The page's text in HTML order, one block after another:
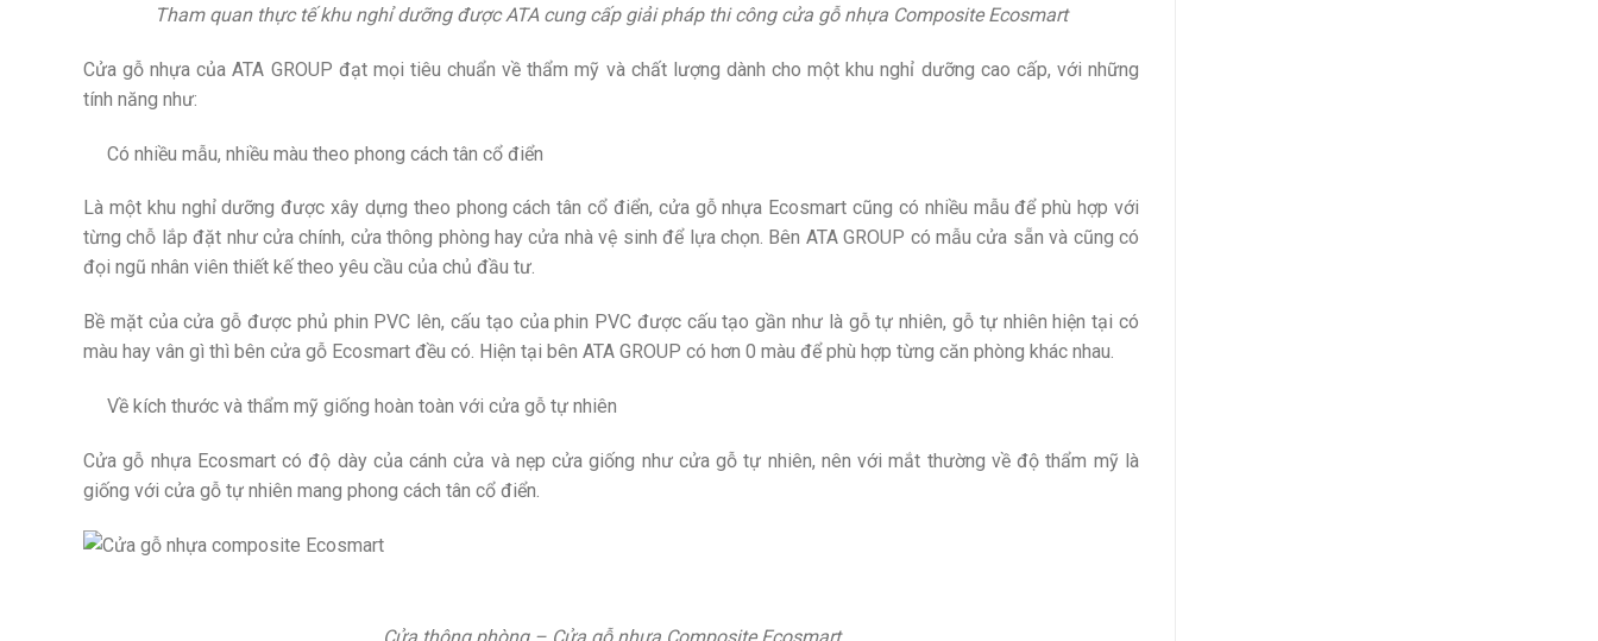
Tham quan thực tế khu nghỉ dưỡng được ATA cung cấp giải pháp thi công cửa gỗ nhựa Composite Ecosmart
Cửa gỗ nhựa của ATA GROUP đạt mọi tiêu chuẩn về thẩm mỹ và chất lượng dành cho một khu nghỉ dưỡng cao cấp, với những
tính năng như:
Có nhiều mẫu, nhiều màu theo phong cách tân cổ điển
Là một khu nghỉ dưỡng được xây dựng theo phong cách tân cổ điển, cửa gỗ nhựa Ecosmart cũng có nhiều mẫu để phù hợp với
từng chỗ lắp đặt như cửa chính, cửa thông phòng hay cửa nhà vệ sinh để lựa chọn. Bên ATA GROUP có mẫu cửa sẵn và cũng có
đọi ngũ nhân viên thiết kế theo yêu cầu của chủ đầu tư.
Bề mặt của cửa gỗ được phủ phin PVC lên, cấu tạo của phin PVC được cấu tạo gần như là gỗ tự nhiên, gỗ tự nhiên hiện tại có
màu hay vân gì thì bên cửa gỗ Ecosmart đều có. Hiện tại bên ATA GROUP có hơn 0 màu để phù hợp từng căn phòng khác nhau.
Về kích thước và thẩm mỹ giống hoàn toàn với cửa gỗ tự nhiên
Cửa gỗ nhựa Ecosmart có độ dày của cánh cửa và nẹp cửa giống như cửa gỗ tự nhiên, nên với mắt thường về độ thẩm mỹ là
giống với cửa gỗ tự nhiên mang phong cách tân cổ điển.